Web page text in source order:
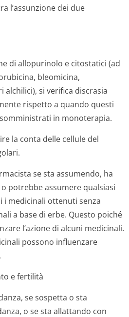
l’assunzione dei due
di allopurinolo e citostatici (ad
bleomicina,
alchilici), si verifica discrasia
rispetto a quando questi
in monoterapia.
la conta delle cellule del
se sta assumendo, ha
potrebbe assumere qualsiasi
i medicinali ottenuti senza
a base di erbe. Questo poiché
l’azione di alcuni medicinali.
possono influenzare
e fertilità
se sospetta o sta
o se sta allattando con